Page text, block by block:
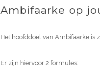
Ambifaarke op
Het hoofddoel van Ambifaarke is
Er zijn hiervoor 2 formules: